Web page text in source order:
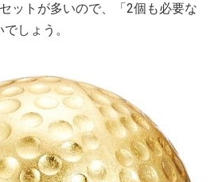
ットが多いので、「2個も必要な
しょう。